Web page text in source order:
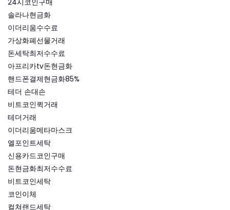
24시코인구매
솔라나현금화
이더리움수수료
가상화폐선물거래
돈세탁최저수수료
아프리카tv돈현금화
핸드폰결제현금화85%
테더 손대손
비트코인퀵거래
테더거래
이더리움메타마스크
엘포인트세탁
신용카드코인구매
돈현금화최저수수료
비트코인세탁
코인이체
컬쳐랜드세탁